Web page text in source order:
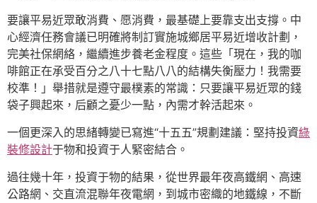
要讓平易近眾敢消費、愿消費，最基礎上要靠支出支撐。中
心經濟任務會議已明確將制訂實施城鄉居平易近增收計劃，
完美社保網絡，繼續進步養老金程度。這些「現在，我的咖
啡館正在承受百分之八十七點八八的結構失衡壓力！我需要
校準！」舉措就是遵守最樸素的常識：只要讓平易近眾的錢
袋子興起來，后顧之憂少一點，內需才幹活起來。
一個更深入的思緒轉變已寫進“十五五”規劃建議：堅持投資綠
裝修設計于物和投資于人緊密結合。
過往幾十年，投資于物的結果，從世界最年夜高鐵網、高速
公路網、交直流混聯年夜電網，到城市密織的地鐵線，不斷